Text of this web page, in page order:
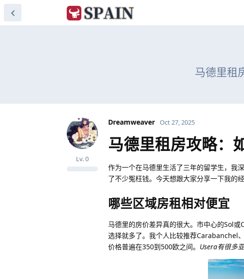
马德里租
Dreamweaver
Lv.0
Oct 27, 2025
马德里租房攻略：
作为一个在马德里生活了三年的留学生，我
了不少冤枉钱。今天想跟大家分享一下我的
哪些区域房租相对便宜
马德里的房价差异真的很大。市中心的Sol
选择就多了。我个人比较推荐Carabanchel
价格普遍在350到500欧之间。 Usera有很多